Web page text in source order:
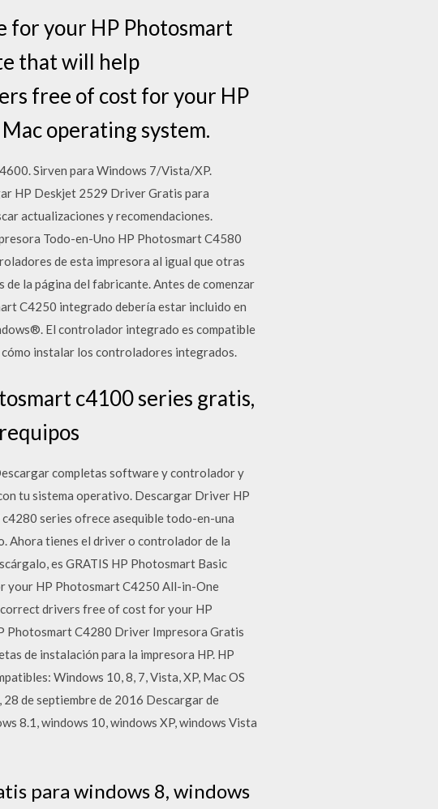
for your HP Photosmart
that will help
free of cost for your HP
operating system.
Sirven para Windows 7/Vista/XP.
HP Deskjet 2529 Driver Gratis para
actualizaciones y recomendaciones.
Todo-en-Uno HP Photosmart C4580
de esta impresora al igual que otras
la página del fabricante. Antes de comenzar
C4250 integrado debería estar incluido en
El controlador integrado es compatible
instalar los controladores integrados.
c4100 series gratis,
completas software y controlador y
tu sistema operativo. Descargar Driver HP
series ofrece asequible todo-en-una
Ahora tienes el driver o controlador de la
es GRATIS HP Photosmart Basic
your HP Photosmart C4250 All-in-One
drivers free of cost for your HP
Photosmart C4280 Driver Impresora Gratis
de instalación para la impresora HP. HP
Windows 10, 8, 7, Vista, XP, Mac OS
de septiembre de 2016 Descargar de
8.1, windows 10, windows XP, windows Vista
para windows 8, windows